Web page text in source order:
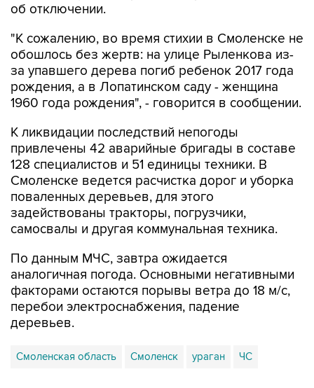
"К сожалению, во время стихии в Смоленске не
за упавшего дерева погиб ребенок 2017 года
рождения, а в Лопатинском саду - женщина
1960 года рождения", - говорится в сообщении.
К ликвидации последствий непогоды
128 специалистов и 51 единицы техники. В
Смоленске ведется расчистка дорог и уборка
поваленных деревьев, для этого
задействованы тракторы, погрузчики,
самосвалы и другая коммунальная техника.
По данным МЧС, завтра ожидается
факторами остаются порывы ветра до 18 м/с,
перебои электроснабжения, падение
деревьев.
Смоленская область